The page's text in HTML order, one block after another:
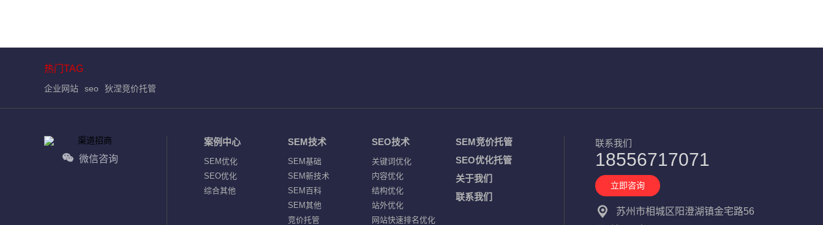
热门TAG
企业网站 seo 狄涅竞价托管
微信咨询
案例中心
SEM优化
SEO优化
综合其他
SEM技术
SEM基础
SEM新技术
SEM百科
SEM其他
竞价托管
SEO技术
关键词优化
内容优化
结构优化
站外优化
网站快速排名优化
SEM竞价托管
SEO优化托管
关于我们
联系我们
联系我们
18556717071
立即咨询
苏州市相城区阳澄湖镇金宅路56